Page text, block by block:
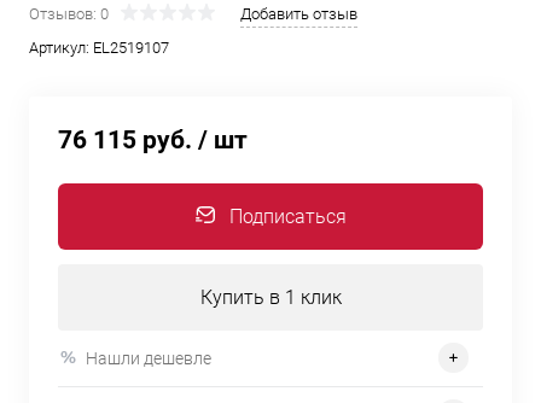
Отзывов: 0
Добавить отзыв
Артикул: EL2519107
76 115 руб. / шт
Подписаться
Купить в 1 клик
Нашли дешевле